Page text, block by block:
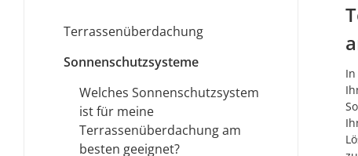
Terrassenüberdachung
Sonnenschutzsysteme
Welches Sonnenschutzsystem
ist für meine
Terrassenüberdachung am
besten geeignet?